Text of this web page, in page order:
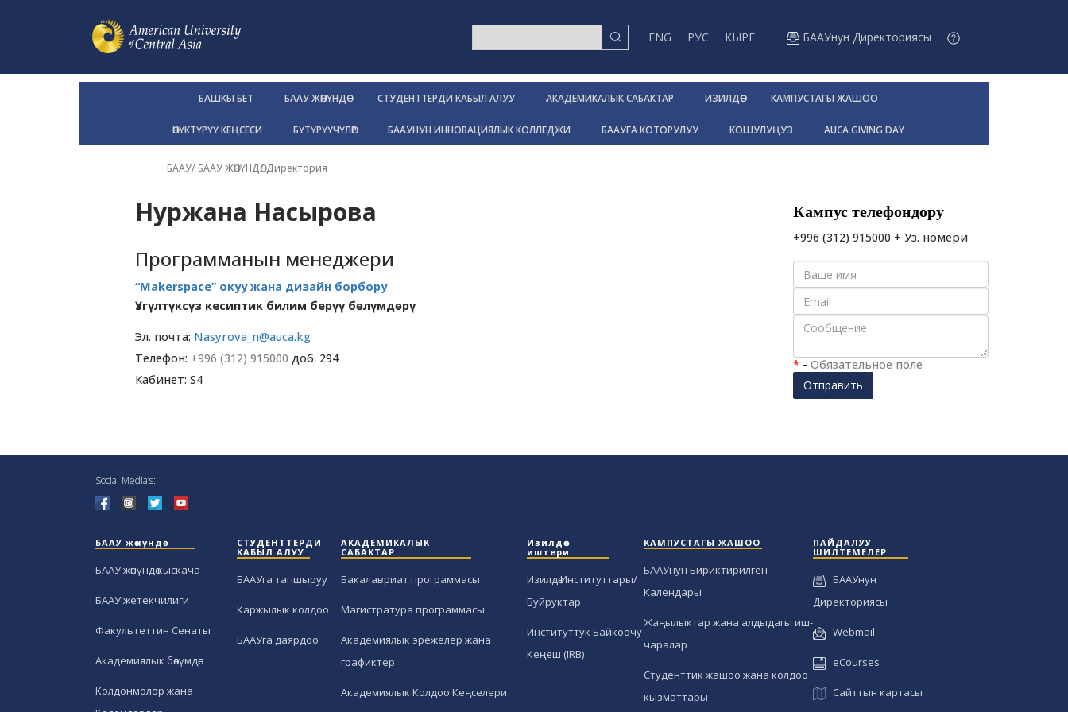
ENG РУС КЫРГ БААУнун Директориясы
БАШКЫ БЕТ БААУ ЖӨНҮНДӨ СТУДЕНТТЕРДИ КАБЫЛ АЛУУ АКАДЕМИКАЛЫК САБАКТАР ИЗИЛДӨӨ КАМПУСТАГЫ ЖАШОО
ӨНҮКТҮРҮҮ КЕҢСЕСИ БҮТҮРҮҮЧҮЛӨР БААУНУН ИННОВАЦИЯЛЫК КОЛЛЕДЖИ БААУГА КОТОРУЛУУ КОШУЛУҢУЗ AUCA GIVING DAY
БААУ/БААУ ЖӨНҮНДӨ/Директория
Нуржана Насырова
Программанын менеджери
“Makerspace” окуу жана дизайн борбору
Үзгүлтүксүз кесиптик билим берүү бөлүмдөрү
Эл. почта: Nasyrova_n@auca.kg
Телефон: +996 (312) 915000 доб. 294
Кабинет: S4
Кампус телефондору
+996 (312) 915000 + Уз. номери
* - Обязательное поле
Отправить
Social Media’s:
БААУ жөнүндө
БААУ жөнүндө кыскача
БААУ жетекчилиги
Факультеттин Сенаты
Академиялык бөлүмдөр
Колдонмолор жана
СТУДЕНТТЕРДИ
КАБЫЛ АЛУУ
БААУга тапшыруу
Каржылык колдоо
БААУга даярдоо
АКАДЕМИКАЛЫК
САБАКТАР
Бакалавриат программасы
Магистратура программасы
Академиялык эрежелер жана
графиктер
Академиялык Колдоо Кеңселери
Изилдөө
иштери
Изилдөө Институттары/
Буйруктар
Институттук Байкоочу
Кеңеш (IRB)
КАМПУСТАГЫ ЖАШОО
БААУнун Бириктирилген
Календары
Жаңылыктар жана алдыдагы иш-
чаралар
Студенттик жашоо жана колдоо
кызматтары
ПАЙДАЛУУ
ШИЛТЕМЕЛЕР
БААУнун
Директориясы
Webmail
eCourses
Сайттын картасы